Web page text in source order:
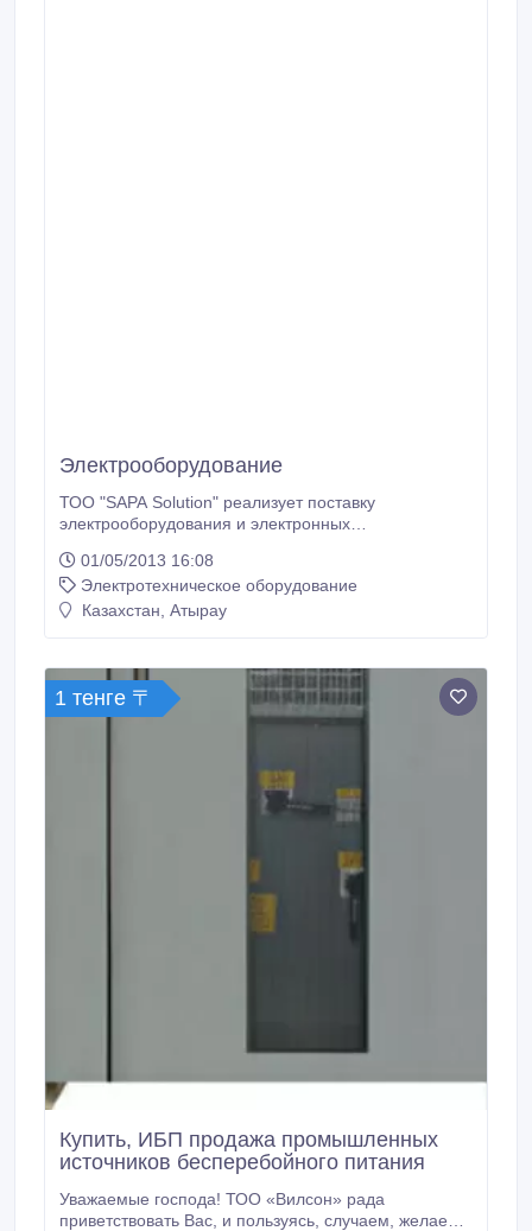
Электрооборудование
ТОО "SAPA Solution" реализует поставку
электрооборудования и электронных
01/05/2013 16:08
Электротехническое оборудование
Казахстан, Атырау
1 тенге 〒
Купить, ИБП продажа промышленных
источников бесперебойного питания
Уважаемые господа! ТОО «Вилсон» рада
приветствовать Вас, и пользуясь, случаем, желаем